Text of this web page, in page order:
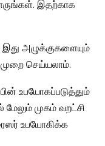
இதற்காக
அழுக்குகளையும்
செய்யலாம்.
உபயோகப்படுத்தும்
முகம் வறட்சி
உபயோகிக்க